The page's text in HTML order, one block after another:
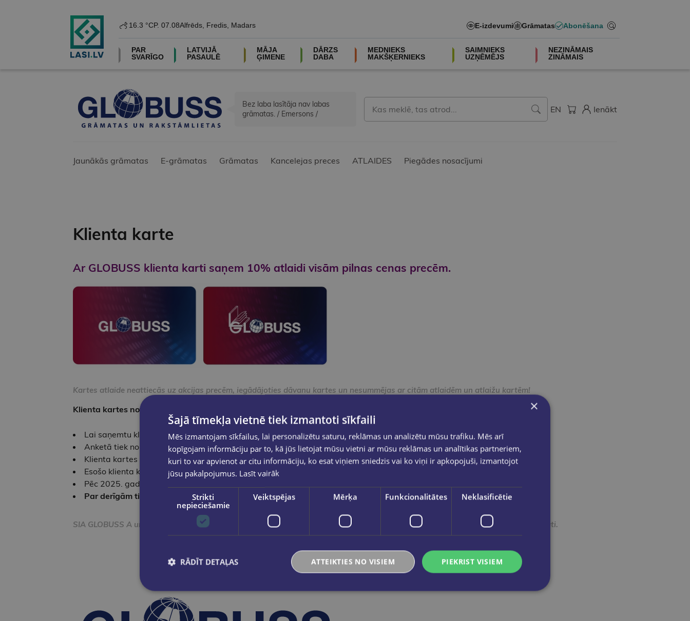
16.3 °CP. 07.08Alfrēds, Fredis, Madars E-izdevumi Grāmatas Abonēšana
PAR
SVARĪGO
LATVIJĀ
PASAULĒ
MĀJA
ĢIMENE
DĀRZS
DABA
MEDNIEKS
MAKŠĶERNIEKS
SAIMNIEKS
UZŅĒMĒJS
NEZINĀMAIS
ZINĀMAIS
Bez laba lasītāja nav labas
grāmatas. / Emersons /
EN Ienākt
Jaunākās grāmatas E-grāmatas Grāmatas Kancelejas preces ATLAIDES Piegādes nosacījumi
Klienta karte
Ar GLOBUSS klienta karti saņem 10% atlaidi visām pilnas cenas precēm.
Kartes atlaide neattiecās uz akcijas precēm, iegādājoties dāvanu kartes un nesummējas ar citām atlaidēm un atlaižu kartēm!
Klienta kartes noteikumi:
Lai saņemtu klienta karti ir jāaizpilda pieteikuma anketa (uz vietas kādā no GLOBUSS grāmatnīcām).
Anketā tiek norādīti klienta personas dati atbilstoši SIA GLOBUSS A/ SIA LATVIJAS GRĀMATA prasībām.
Klienta kartes cena ir 3.00 EUR (cenā iekļauts 21% PVN)
Esošo klienta karšu ar veco dizainu bezmaksas nomaiņa pret jauno karti bija iespējama līdz 2025. gada maijam.
Pēc 2025. gada maija klienta kartes ar veco dizainu vairs netiek mainītas un nav aktīvas.
Par derīgām tiek uzskatītas tikai attēlā redzamās kartes.
SIA GLOBUSS A un SIA LATVIJAS GRĀMATA respektē Klienta karšu dalībnieku privātumu un garantē iesniegto datu konfidencialitāti.
×
Šajā tīmekļa vietnē tiek izmantoti sīkfaili
Mēs izmantojam sīkfailus, lai personalizētu saturu, reklāmas un analizētu mūsu trafiku. Mēs arī
kopīgojam informāciju par to, kā jūs lietojat mūsu vietni ar mūsu reklāmas un analītikas partneriem,
kuri to var apvienot ar citu informāciju, ko esat viņiem sniedzis vai ko viņi ir apkopojuši, izmantojot
jūsu pakalpojumus. Lasīt vairāk
Strikti
nepieciešamie
Veiktspējas Mērķa Funkcionalitātes Neklasificētie
PIEKRIST VISIEM
ATTEIKTIES NO VISIEM
RĀDĪT DETAĻAS